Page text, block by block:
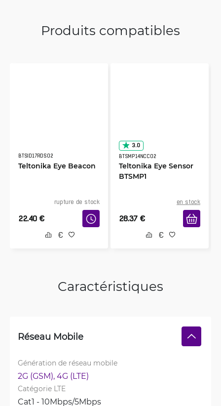
Produits compatibles
BTSID17RDS02
Teltonika Eye Beacon
rupture de stock
22.40 €
3.0
BTSMP14NCC02
Teltonika Eye Sensor
BTSMP1
en stock
28.37 €
Caractéristiques
Réseau Mobile
Génération de réseau mobile
2G (GSM), 4G (LTE)
Catégorie LTE
Cat1 - 10Mbps/5Mbps